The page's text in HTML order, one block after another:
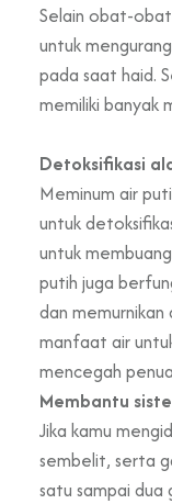
Selain obat-
untuk
pada saat haid.
memiliki banyak
Detoksifikasi
Meminum air
untuk
untuk
putih juga
dan memurnikan
manfaat air
mencegah
Membantu
Jika kamu
sembelit, serta
satu sampai dua